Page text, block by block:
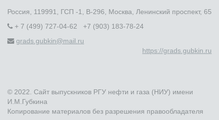
Россия, 119991, ГСП -1, В-296, Москва, Ленинский проспект, 65
+ 7 (499) 727-04-62 +7 (903) 183-78-24
grads.gubkin@mail.ru
https://grads.gubkin.ru
© 2022. Сайт выпускников РГУ нефти и газа (НИУ) имени
И.М.Губкина
Копирование материалов без разрешения правообладателя